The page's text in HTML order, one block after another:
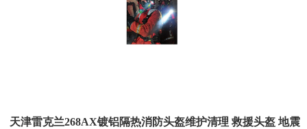
天津雷克兰268AX镀铝隔热消防头盔维护清理 救援头盔 地震